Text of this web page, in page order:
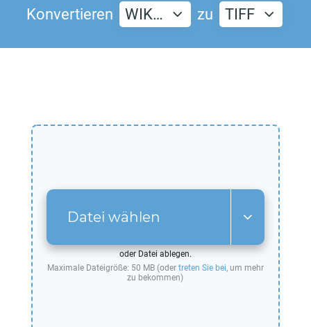
Konvertieren WIK… zu TIFF
Datei wählen
oder Datei ablegen.
Maximale Dateigröße: 50 MB (oder treten Sie bei, um mehr
zu bekommen)